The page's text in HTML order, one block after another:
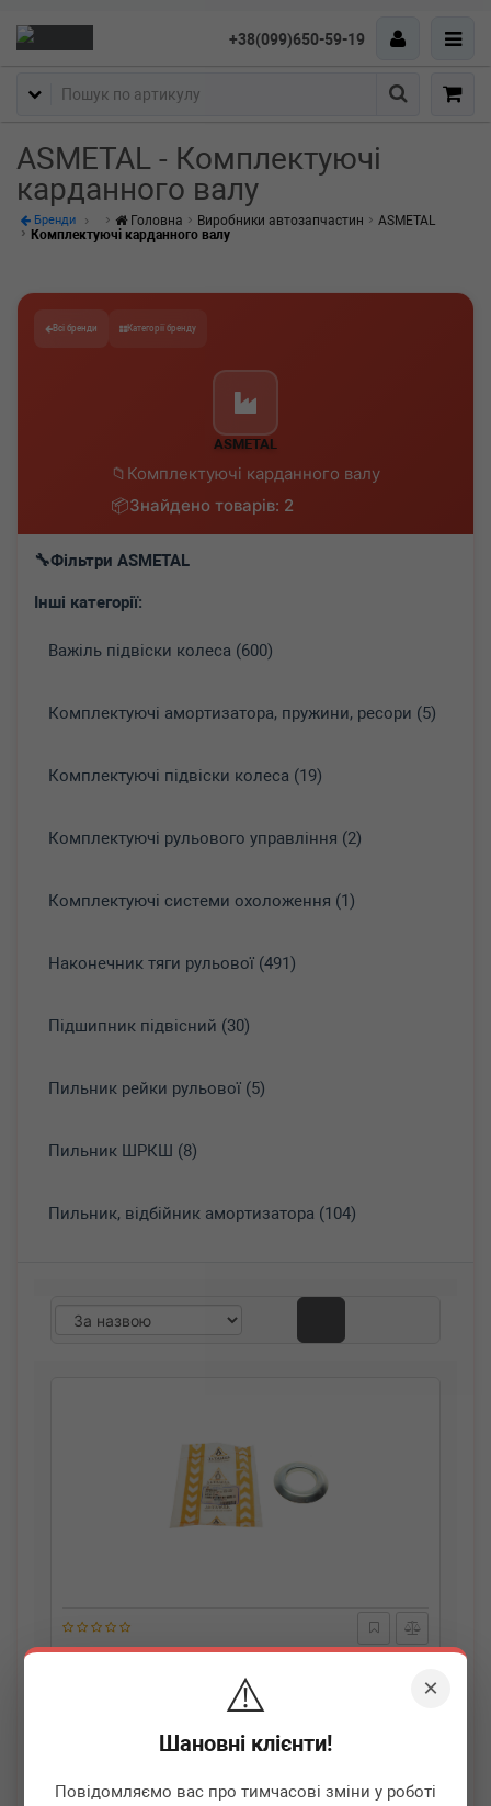
×
⚠️
Шановні клієнти!
Повідомляємо вас про тимчасові зміни у роботі
+38(099)650-59-19
Пошук
ASMETAL - Комплектуючі
карданного валу
Бренди Головна Виробники автозапчастин
ASMETAL
Комплектуючі карданного валу
Всі бренди Категорії бренду
ASMETAL
Комплектуючі карданного валу
Знайдено товарів: 2
Фільтри ASMETAL
Інші категорії:
Важіль підвіски колеса (600)
Комплектуючі амортизатора, пружини, ресори (5)
Комплектуючі підвіски колеса (19)
Комплектуючі рульового управління (2)
Комплектуючі системи охоложення (1)
Наконечник тяги рульової (491)
Підшипник підвісний (30)
Пильник рейки рульової (5)
Пильник ШРКШ (8)
Пильник, відбійник амортизатора (104)
ASMETAL 40MR0505
Шайба підшипника підвісного MB Sprinter/VW LT 96-
Термін 1 дн.
110